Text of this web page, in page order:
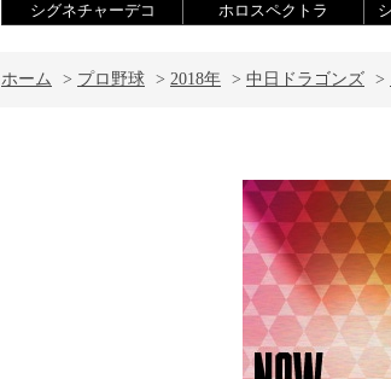
シグネチャーデコ ホロスペクトラ
ホーム > プロ野球 > 2018年 > 中日ドラゴンズ >